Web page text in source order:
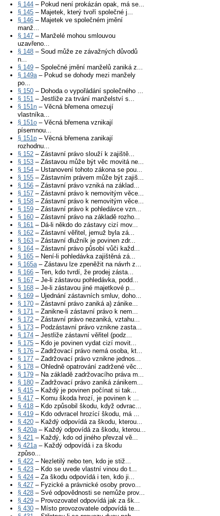
§ 144 – Pokud není prokázán opak, má se...
§ 145 – Majetek, který tvoří společné j...
§ 146 – Majetek ve společném jmění
manž...
§ 147 – Manželé mohou smlouvou
uzavřeno...
§ 148 – Soud může ze závažných důvodů
n...
§ 149 – Společné jmění manželů zaniká z...
§ 149a– Pokud se dohody mezi manžely
po...
§ 150 – Dohoda o vypořádání společného ...
§ 151 – Jestliže za trvání manželství s...
§ 151n – Věcná břemena omezují
vlastníka...
§ 151o – Věcná břemena vznikají
písemnou...
§ 151p – Věcná břemena zanikají
rozhodnu...
§ 152 – Zástavní právo slouží k zajiště...
§ 153 – Zástavou může být věc movitá ne...
§ 154 – Ustanovení tohoto zákona se pou...
§ 155 – Zástavním právem může být zajiš...
§ 156 – Zástavní právo vzniká na základ...
§ 157 – Zástavní právo k nemovitým věce...
§ 158 – Zástavní právo k nemovitým věce...
§ 159 – Zástavní právo k pohledávce vzn...
§ 160 – Zástavní právo na základě rozho...
§ 161 – Dá-li někdo do zástavy cizí mov...
§ 162 – Zástavní věřitel, jemuž byla zá...
§ 163 – Zástavní dlužník je povinen zdr...
§ 164 – Zástavní právo působí vůči každ...
§ 165 – Není-li pohledávka zajištěná zá...
§ 165a– Zástavu lze zpeněžit na návrh z...
§ 166 – Ten, kdo tvrdí, že prodej zásta...
§ 167 – Je-li zástavou pohledávka, podd...
§ 168 – Je-li zástavou jiné majetkové p...
§ 169 – Ujednání zástavních smluv, doho...
§ 170 – Zástavní právo zaniká a) zánike...
§ 171 – Zanikne-li zástavní právo k nem...
§ 172 – Zástavní právo nezaniká, vztahu...
§ 173 – Podzástavní právo vznikne zasta...
§ 174 – Jestliže zástavní věřitel (podz...
§ 175 – Kdo je povinen vydat cizí movit...
§ 176 – Zadržovací právo nemá osoba, kt...
§ 177 – Zadržovací právo vznikne jednos...
§ 178 – Ohledně opatrování zadržené věc...
§ 179 – Na základě zadržovacího práva m...
§ 180 – Zadržovací právo zaniká zánikem...
§ 415 – Každý je povinen počínat si tak...
§ 417 – Komu škoda hrozí, je povinen k ...
§ 418 – Kdo způsobil škodu, když odvrac...
§ 419 – Kdo odvracel hrozící škodu, má ...
§ 420 – Každý odpovídá za škodu, kterou...
§ 420a– Každý odpovídá za škodu, kterou...
§ 421 – Každý, kdo od jiného převzal vě...
§ 421a– Každý odpovídá i za škodu
způso...
§ 422 – Nezletilý nebo ten, kdo je stiž...
§ 423 – Kdo se uvede vlastní vinou do t...
§ 424 – Za škodu odpovídá i ten, kdo ji...
§ 427 – Fyzické a právnické osoby provo...
§ 428 – Své odpovědnosti se nemůže prov...
§ 429 – Provozovatel odpovídá jak za šk...
§ 430 – Místo provozovatele odpovídá te...